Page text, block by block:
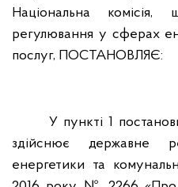
Національна
регулювання у сферах
послуг, ПОСТАНОВЛЯЄ:
У пункті 1
здійснює державне
енергетики та